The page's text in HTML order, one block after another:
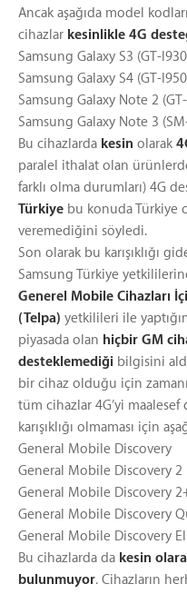
Ancak aşağıda model
cihazlar kesinlikle 4G
Samsung Galaxy S3 (GT-
Samsung Galaxy S4 (GT-
Samsung Galaxy Note 2
Samsung Galaxy Note 3
Bu cihazlarda kesin olarak
paralel ithalat olan
farklı olma durumları) 4G
Türkiye bu konuda Türkiye
veremediğini söyledi.
Son olarak bu karışıklığı
Samsung Türkiye
Generel Mobile Cihazları
(Telpa) yetkilileri ile
piyasada olan hiçbir GM
desteklemediği bilgisini
bir cihaz olduğu için
tüm cihazlar 4G’yi
karışıklığı olmaması için
General Mobile Discovery
General Mobile Discovery 2
General Mobile Discovery
General Mobile Discovery
General Mobile Discovery
Bu cihazlarda da kesin
bulunmuyor. Cihazların